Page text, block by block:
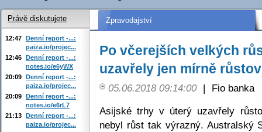
Zpravodajství
Po včerejších velkých
uzavřely jen mírně
05.06.2018 09:14:00 |
Fio banka
Asijské trhy v úterý uzavřely
nebyl růst tak výrazný. Australský
Právě diskutujete
12:47 Denní report -...:
paiza.io/projec...
12:46 Denní report -...:
notes.io/e6yWX
20:09 Denní report -...:
paiza.io/projec...
20:09 Denní report -...:
notes.io/e6rL7
21:13 Denní report -...:
paiza.io/projec...